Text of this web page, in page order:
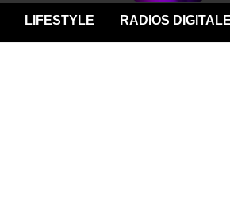
LIFESTYLE RADIOS